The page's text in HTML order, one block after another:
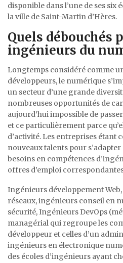
disponible dans l’une de ses six
la ville de Saint-Martin d’Hères.
Quels débouchés
ingénieurs du
Longtemps considéré comme
développeurs, le numérique
un secteur d’une grande
nombreuses opportunités de
aujourd’hui impossible de
et ce particulièrement parce
d’activité. Les entreprises étant
nouveaux talents pour
besoins en compétences
offres d’emploi
Ingénieurs développement
réseaux, ingénieurs conseil en
sécurité, Ingénieurs DevOps
managérial qui regroupe les
développeur et celles d’un
ingénieurs en électronique
des écoles d’ingénieurs ayant